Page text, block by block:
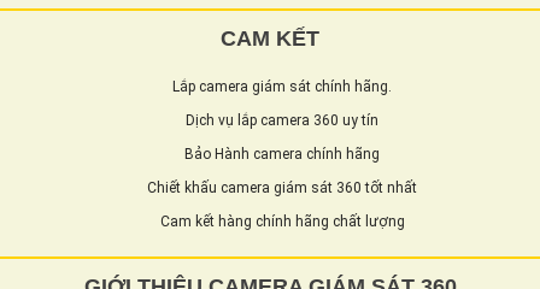
CAM KẾT
Lắp camera giám sát chính hãng.
Dịch vụ lắp camera 360 uy tín
Bảo Hành camera chính hãng
Chiết khấu camera giám sát 360 tốt nhất
Cam kết hàng chính hãng chất lượng